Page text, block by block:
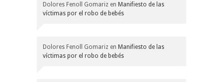
Dolores Fenoll Gomariz en Manifiesto de las
víctimas por el robo de bebés
Dolores Fenoll Gomariz en Manifiesto de las
víctimas por el robo de bebés